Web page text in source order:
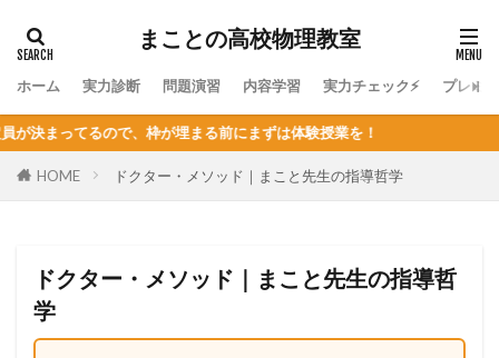
まことの高校物理教室
ホーム 実力診断 問題演習 内容学習 実力チェック⚡ プレミ
まる前にまずは体験授業を！
HOME ドクター・メソッド｜まこと先生の指導哲学
ドクター・メソッド｜まこと先生の指導哲
学